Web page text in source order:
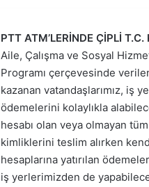
PTT ATM’LERİNDE ÇİPLİ
Aile, Çalışma ve Sosyal
Programı çerçevesinde
kazanan vatandaşlarımız, iş
ödemelerini kolaylıkla
hesabı olan veya olmayan
kimliklerini teslim alırken
hesaplarına yatırılan
iş yerlerimizden de